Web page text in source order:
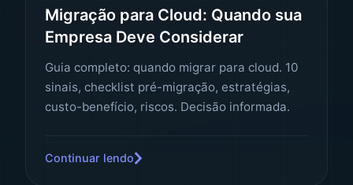
Migração para Cloud: Quando sua
Empresa Deve Considerar
Guia completo: quando migrar para cloud. 10
sinais, checklist pré-migração, estratégias,
custo-benefício, riscos. Decisão informada.
Continuar lendo